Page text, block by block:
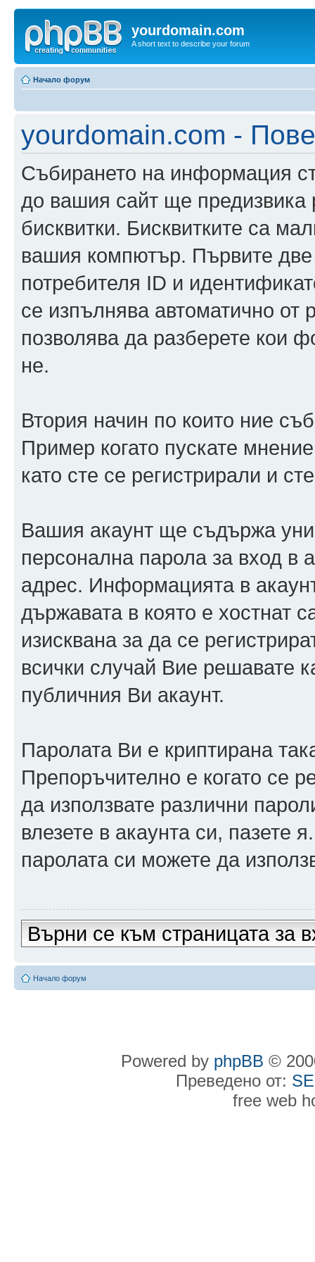
yourdomain.com
A short text to describe your forum
Начало форум
yourdomain.com -
Събирането на информация
до вашия сайт ще
бисквитки. Бисквитките са
вашия компютър. Първите
потребителя ID и
се изпълнява автоматично от
позволява да разберете кои
не.
Втория начин по които ние
Пример когато пускате
като сте се регистрирали и
Вашия акаунт ще съдържа
персонална парола за вход в
адрес. Информацията в
държавата в която е хостнат
изисквана за да се
всички случай Вие решавате
публичния Ви акаунт.
Паролата Ви е криптирана
Препоръчително е когато се
да използвате различни
влезете в акаунта си, пазете
паролата си можете да
Върни се към страницата за
Начало форум
Powered by phpBB ©
Преведено от:
free web